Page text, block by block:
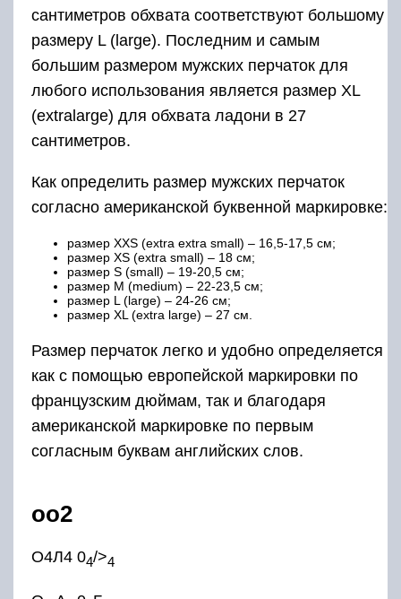
сантиметров обхвата соответствуют большому
размеру L (large). Последним и самым
большим размером мужских перчаток для
любого использования является размер XL
(extralarge) для обхвата ладони в 27
сантиметров.
Как определить размер мужских перчаток
согласно американской буквенной маркировке:
размер ХXS (extra extra small) – 16,5-17,5 см;
размер XS (extra small) – 18 см;
размер S (small) – 19-20,5 см;
размер M (medium) – 22-23,5 см;
размер L (large) – 24-26 см;
размер XL (extra large) – 27 см.
Размер перчаток легко и удобно определяется
как с помощью европейской маркировки по
французским дюймам, так и благодаря
американской маркировке по первым
согласным буквам английских слов.
оо2
О4Л4 04/>4